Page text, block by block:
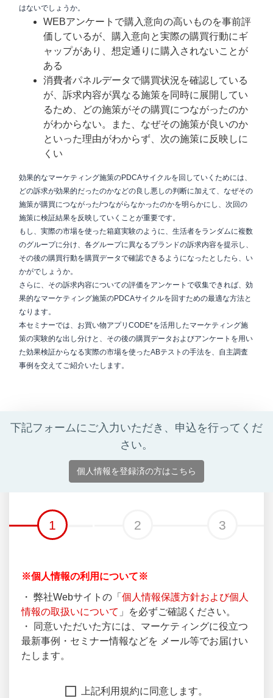
はないでしょうか。
WEBアンケートで購入意向の高いものを事前評
価しているが、購入意向と実際の購買行動にギ
ャップがあり、想定通りに購入されないことが
ある
消費者パネルデータで購買状況を確認している
が、訴求内容が異なる施策を同時に展開してい
るため、どの施策がその購買につながったのか
がわからない。また、なぜその施策が良いのか
といった理由がわからず、次の施策に反映しに
くい
効果的なマーケティング施策のPDCAサイクルを回していくためには、
どの訴求が効果的だったのかなどの良し悪しの判断に加えて、なぜその
施策が購買につながった/つながらなかったのかを明らかにし、次回の
施策に検証結果を反映していくことが重要です。
もし、実際の市場を使った箱庭実験のように、生活者をランダムに複数
のグループに分け、各グループに異なるブランドの訴求内容を提示し、
その後の購買行動を購買データで確認できるようになったとしたら、い
かがでしょうか。
さらに、その訴求内容についての評価をアンケートで収集できれば、効
果的なマーケティング施策のPDCAサイクルを回すための最適な方法と
なります。
本セミナーでは、お買い物アプリCODE*を活用したマーケティング施
策の実験的な出し分けと、その後の購買データおよびアンケートを用い
た効果検証からなる実際の市場を使ったABテストの手法を、自主調査
事例を交えてご紹介いたします。
1 2 3
※個人情報の利用について※
・ 弊社Webサイトの「 個⼈情報保護⽅針および個⼈
情報の取扱いについて 」を必ずご確認ください。
・ 同意いただいた⽅には、マーケティングに役⽴つ
最新事例・セミナー情報などを メール等でお届けい
たします。
上記利用規約に同意します。